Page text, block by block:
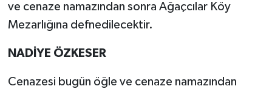
ve cenaze namazından sonra Ağaçcılar Köy
Mezarlığına defnedilecektir.
NADİYE ÖZKESER
Cenazesi bugün öğle ve cenaze namazından